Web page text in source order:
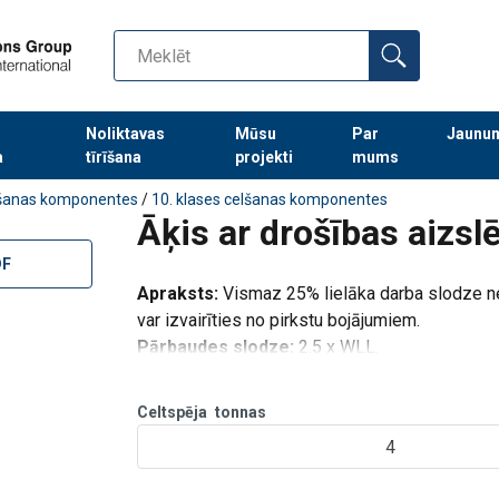
Noliktavas
tīrīšana
Mūsu
projekti
Par
mums
Turpināt meklēt preces
komponentes / 10. klases celšanas komponentes
Āķis ar drošības
Apraksts: Vismaz 25% lielāka darba slodze
var izvairīties no pirkstu bojājumiem.
Pārbaudes slodze: 2.5 x WLL.
Celtspēja tonnas
4